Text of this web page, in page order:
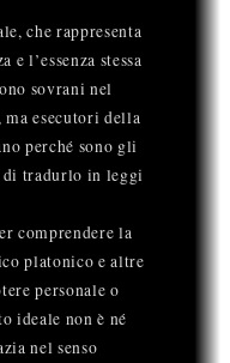
che rappresenta
e l’essenza stessa
sovrani nel
esecutori della
perché sono gli
tradurlo in leggi
comprendere la
platonico e altre
personale o
ideale non è né
nel senso